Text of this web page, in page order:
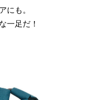
にも。
一足だ！